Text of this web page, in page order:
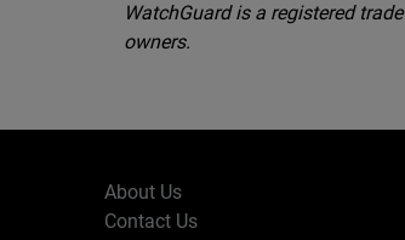
WatchGuard is a registered
owners.
About Us
Contact Us